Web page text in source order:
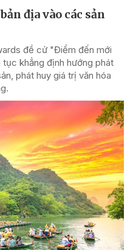
địa vào các sản
đề cử "Điểm đến mới
khẳng định hướng phát
phát huy giá trị văn hóa